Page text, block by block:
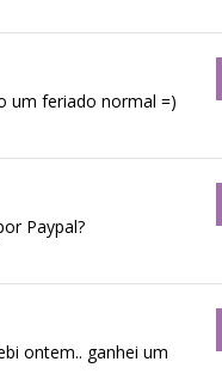
um feriado normal =)
Paypal?
ontem.. ganhei um